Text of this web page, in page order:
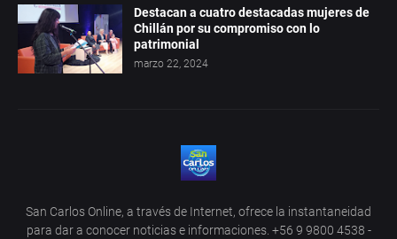
Destacan a cuatro destacadas mujeres de
Chillán por su compromiso con lo
patrimonial
marzo 22, 2024
San Carlos Online, a través de Internet, ofrece la instantaneidad
para dar a conocer noticias e informaciones. +56 9 9800 4538 -